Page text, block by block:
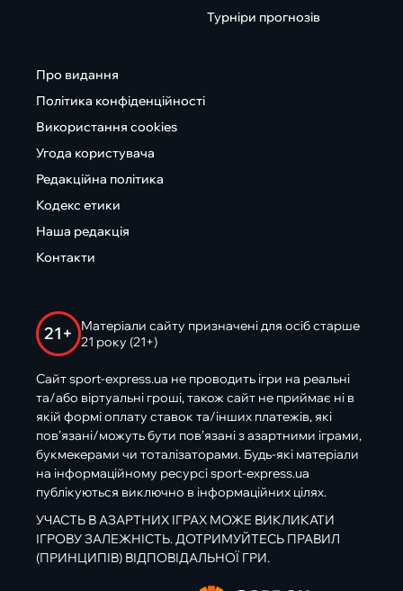
Турніри прогнозів
Про видання
Політика конфіденційності
Використання cookies
Угода користувача
Редакційна політика
Кодекс етики
Наша редакція
Контакти
21+
Матеріали сайту призначені для осіб старше
21 року (21+)
Сайт sport-express.ua не проводить ігри на реальні
та/або віртуальні гроші, також сайт не приймає ні в
якій формі оплату ставок та/інших платежів, які
пов’язані/можуть бути пов’язані з азартними іграми,
букмекерами чи тоталізаторами. Будь-які матеріали
на інформаційному ресурсі sport-express.ua
публікуються виключно в інформаційних цілях.
УЧАСТЬ В АЗАРТНИХ ІГРАХ МОЖЕ ВИКЛИКАТИ
ІГРОВУ ЗАЛЕЖНІСТЬ. ДОТРИМУЙТЕСЬ ПРАВИЛ
(ПРИНЦИПІВ) ВІДПОВІДАЛЬНОЇ ГРИ.